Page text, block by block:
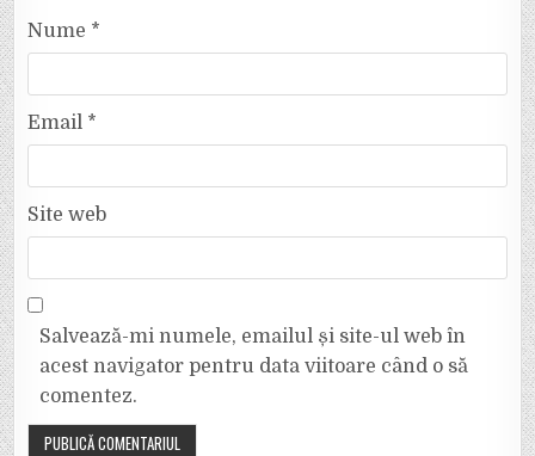
Nume *
Email *
Site web
Salvează-mi numele, emailul și site-ul web în
acest navigator pentru data viitoare când o să
comentez.